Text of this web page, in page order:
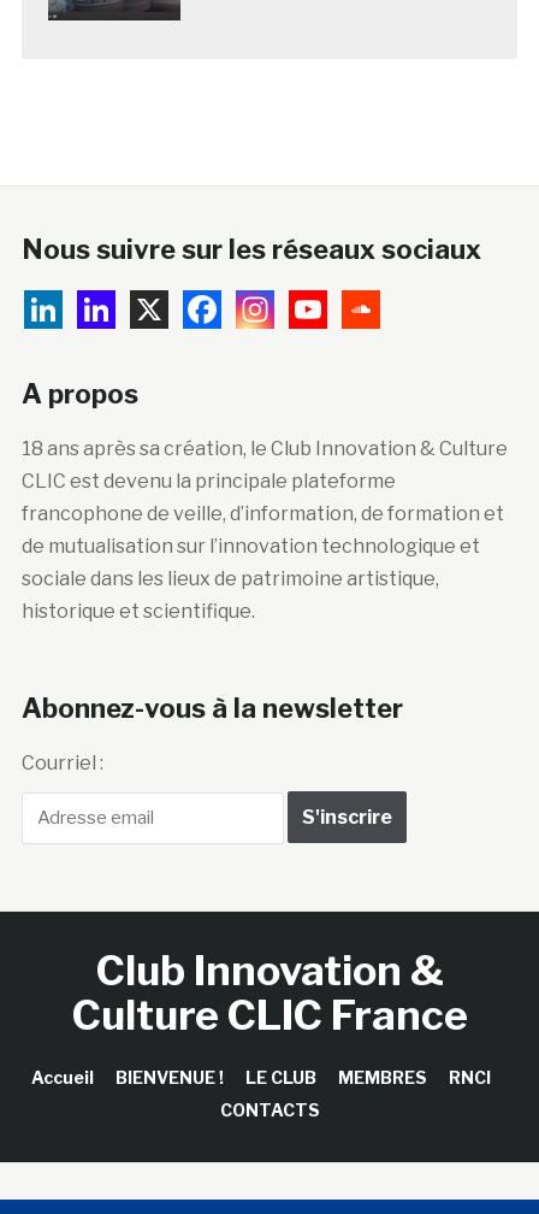
Nous suivre sur les réseaux sociaux
A propos
18 ans après sa création, le Club Innovation & Culture
CLIC est devenu la principale plateforme
francophone de veille, d’information, de formation et
de mutualisation sur l’innovation technologique et
sociale dans les lieux de patrimoine artistique,
historique et scientifique.
Abonnez-vous à la newsletter
Courriel :
Club Innovation &
Culture CLIC France
Accueil BIENVENUE ! LE CLUB MEMBRES
RNCI
CONTACTS